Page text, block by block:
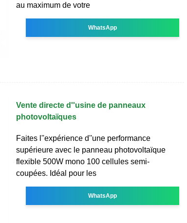
au maximum de votre
WhatsApp
Vente directe d''usine de panneaux
photovoltaïques
Faites l''expérience d''une performance
supérieure avec le panneau photovoltaïque
flexible 500W mono 100 cellules semi-
coupées. Idéal pour les
WhatsApp